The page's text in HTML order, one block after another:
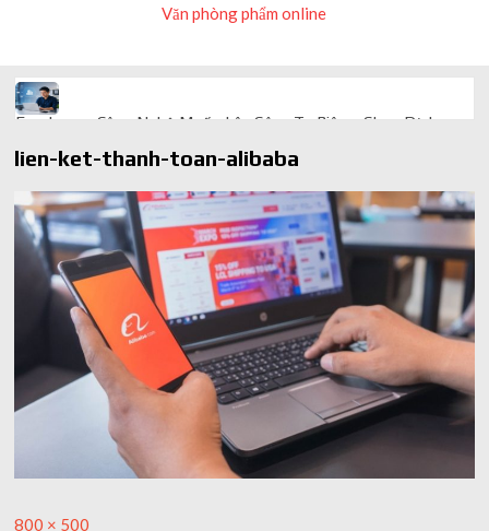
Văn phòng phẩm online
Freelancer Công Nghệ Muốn Lên Công Ty Riêng: Chọn Dịch
AI trong doanh nghiệp: Phân biệt RPA, workflow và AI agent
Ứng dụng AI trong doanh nghiệp để cắt giảm chi phí vận hành
Ứng dụng AI cho chăm sóc khách hàng giúp web phản hồi
24/7
AI agent cho doanh nghiệp khác chatbot truyền thống ra sao
lien-ket-thanh-toan-alibaba
Full
800 × 500